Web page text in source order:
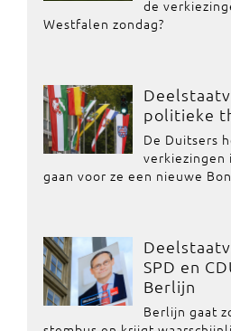
de
Westfalen zondag?
politieke
De Duitsers
verkiezingen
gaan voor ze een nieuwe
SPD en
Berlijn
Berlijn gaat